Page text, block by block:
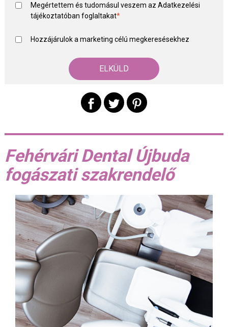
Megértettem és tudomásul veszem azAdatkezelési
tájékoztatóban foglaltakat*
Hozzájárulok a marketing célú megkeresésekhez
Fehérvári Dental Újbuda
fogászati szakrendelő